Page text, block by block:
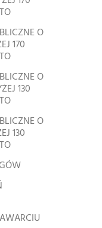
O
170
O
130
O
130